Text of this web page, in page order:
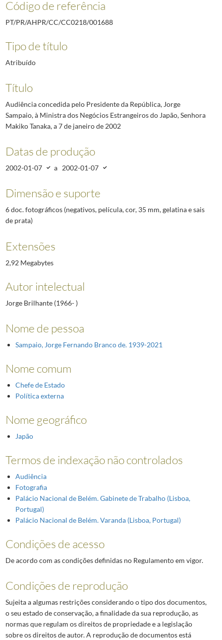
Código de referência
PT/PR/AHPR/CC/CC0218/001688
Tipo de título
Atribuído
Título
Audiência concedida pelo Presidente da República, Jorge
Sampaio, à Ministra dos Negócios Estrangeiros do Japão, Senhora
Makiko Tanaka, a 7 de janeiro de 2002
Datas de produção
2002-01-07 a 2002-01-07
Dimensão e suporte
6 doc. fotográficos (negativos, película, cor, 35 mm, gelatina e sais
de prata)
Extensões
2,92 Megabytes
Autor intelectual
Jorge Brilhante (1966- )
Nome de pessoa
Sampaio, Jorge Fernando Branco de. 1939-2021
Nome comum
Chefe de Estado
Política externa
Nome geográfico
Japão
Termos de indexação não controlados
Audiência
Fotografia
Palácio Nacional de Belém. Gabinete de Trabalho (Lisboa,
Portugal)
Palácio Nacional de Belém. Varanda (Lisboa, Portugal)
Condições de acesso
De acordo com as condições definidas no Regulamento em vigor.
Condições de reprodução
Sujeita a algumas restrições considerando o tipo dos documentos,
o seu estado de conservação, a finalidade da sua reprodução, as
normas que regulam os direitos de propriedade e a legislação
sobre os direitos de autor. A reprodução de documentos está